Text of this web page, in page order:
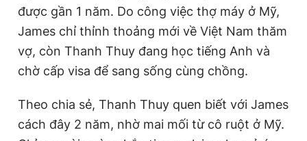
Tổng thư ký tòa soạn: Đức Trung
Giấy phép xuất bản số 110/GP - BTTTT cấp ngày 24.3.2020
© 2003-2026 Bản quyền thuộc về Báo Thanh Niên. Cấm sao
chép dưới mọi hình thức nếu không có sự chấp thuận bằng văn
bản. Phát triển bởi ePi Technologies, JSC.
được gần 1 năm. Do công việc thợ máy ở Mỹ,
James chỉ thỉnh thoảng mới về Việt Nam thăm
vợ, còn Thanh Thuy đang học tiếng Anh và
chờ cấp visa để sang sống cùng chồng.
Theo chia sẻ, Thanh Thuy quen biết với James
cách đây 2 năm, nhờ mai mối từ cô ruột ở Mỹ.